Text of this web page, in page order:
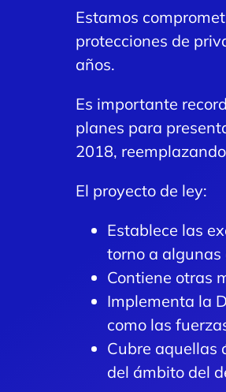
Estamos
protecciones de
años.
Es importante
planes para
2018,
El proyecto de ley:
Establece las
torno a algunas
Contiene otras
Implementa la
como las
Cubre aquellas
del ámbito del